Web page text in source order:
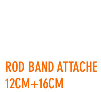
ROD BAND
12CM+16CM